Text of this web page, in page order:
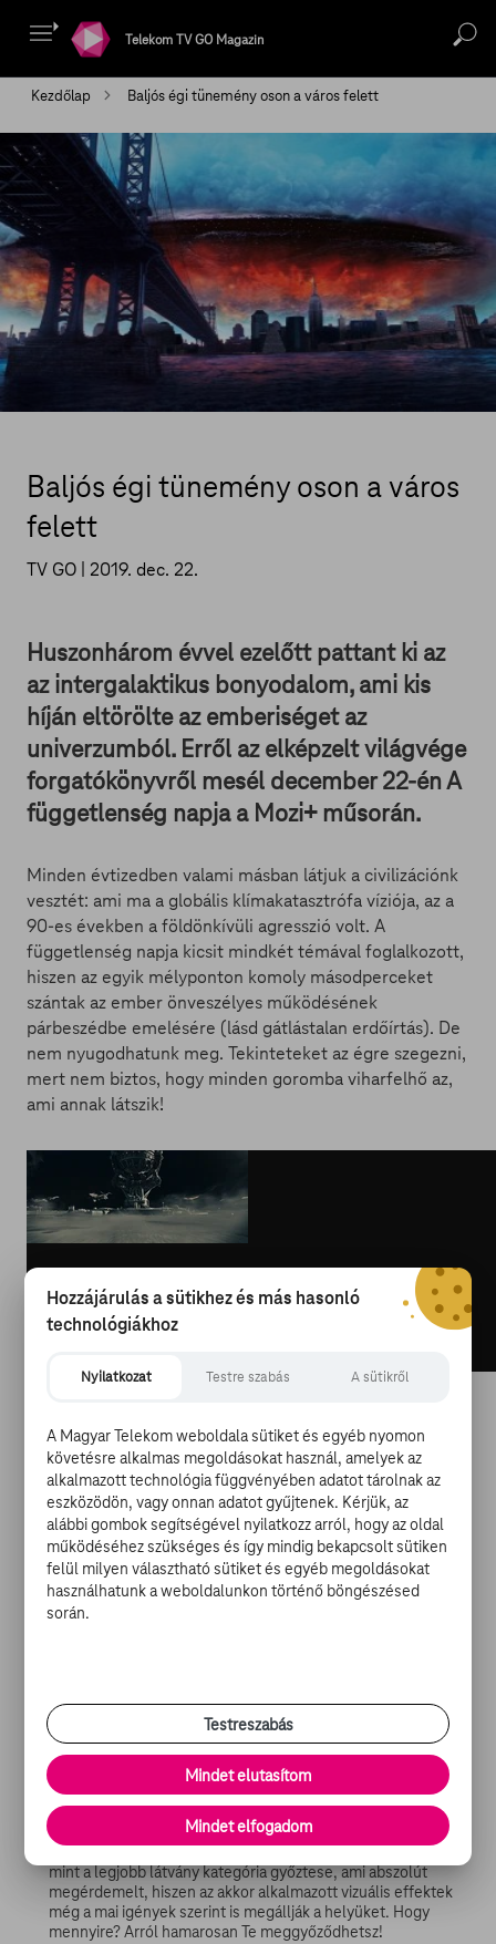
Telekom TV GO Magazin
Kezdőlap Baljós égi tünemény oson a város felett
Baljós égi tünemény oson a város
felett
TV GO | 2019. dec. 22.
Huszonhárom évvel ezelőtt pattant ki az
az intergalaktikus bonyodalom, ami kis
híján eltörölte az emberiséget az
univerzumból. Erről az elképzelt világvége
forgatókönyvről mesél december 22-én A
függetlenség napja a Mozi+ műsorán.
Minden évtizedben valami másban látjuk a civilizációnk
vesztét: ami ma a globális klímakatasztrófa víziója, az a
90-es években a földönkívüli agresszió volt. A
függetlenség napja kicsit mindkét témával foglalkozott,
hiszen az egyik mélyponton komoly másodperceket
szántak az ember önveszélyes működésének
párbeszédbe emelésére (lásd gátlástalan erdőírtás). De
nem nyugodhatunk meg. Tekinteteket az égre szegezni,
mert nem biztos, hogy minden goromba viharfelhő az,
ami annak látszik!
A függetlenség napja a nagyszerű látvány és a pörgős,
könnyen emészthető akciójelenetek mellett sajátos
humorával lopta be magát a szívünkbe, és lett egy
generáció kedvenc katasztrófafilmje:
Az akkoriban még a pályafutása elején járó Will Smith játéka
nem mertük... a csészealjak vándorai alighanem tényleg
rettenetes szagot árasztanak.
A függetlenség napja rekordot döntött, mint a
leggyorsabban 100 millió dollár bevételt generáló film.
Ehhez mindössze 7 vetítési napra volt szüksége. Az előző
csúcsot a Jurassic Park tartotta. Jeff Goldblum nagyszerű
alakítást nyújtott mindkét történetben.
Roland Emmerich rendezése 1997-ben Oscar-díjat kapott,
mint a legjobb látvány kategória győztese, ami abszolút
megérdemelt, hiszen az akkor alkalmazott vizuális effektek
még a mai igények szerint is megállják a helyüket. Hogy
mennyire? Arról hamarosan Te meggyőződhetsz!
Hozzájárulás a sütikhez és más hasonló
technológiákhoz
Nyilatkozat Testre szabás A sütikről
A Magyar Telekom weboldala sütiket és egyéb nyomon
követésre alkalmas megoldásokat használ, amelyek az
alkalmazott technológia függvényében adatot tárolnak az
eszközödön, vagy onnan adatot gyűjtenek. Kérjük, az
alábbi gombok segítségével nyilatkozz arról, hogy az oldal
működéséhez szükséges és így mindig bekapcsolt sütiken
felül milyen választható sütiket és egyéb megoldásokat
használhatunk a weboldalunkon történő böngészésed
során.
Testreszabás
Mindet elutasítom
Mindet elfogadom